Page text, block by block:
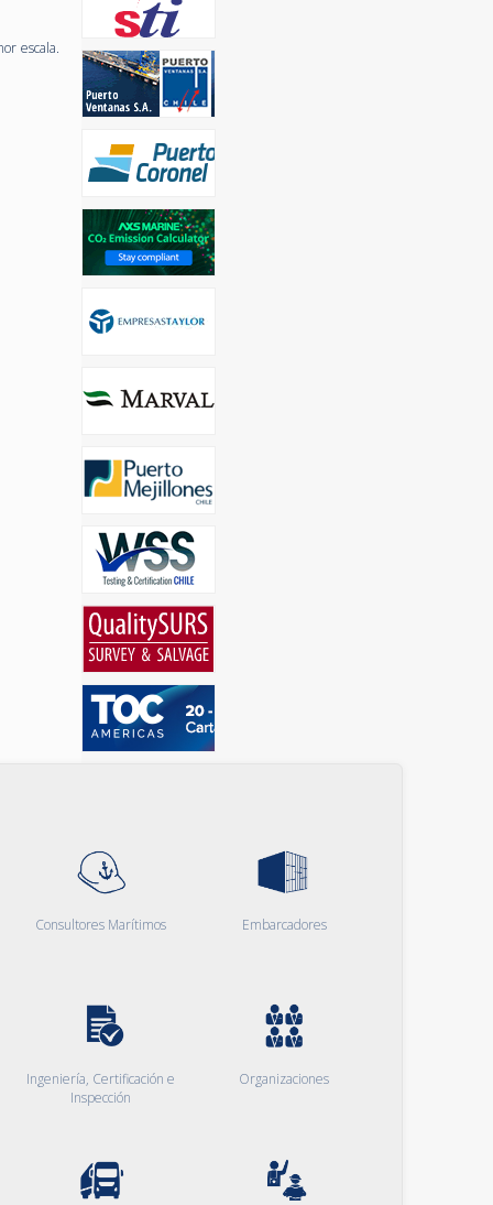
escala.
Consultores Marítimos Embarcadores
Ingeniería, Certificación e
Inspección
Organizaciones